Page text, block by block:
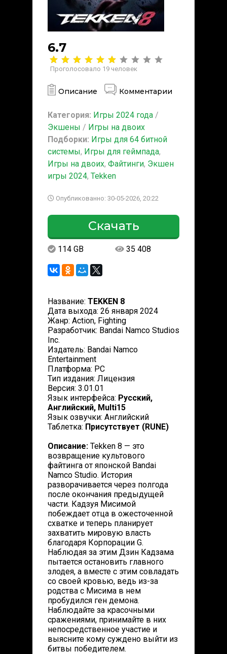
6.7
Проголосовало 19 человек
Описание Комментарии
Категория: Игры 2024 года /
Экшены / Игры на двоих
Подборки: Игры для 64 битной
системы, Игры для геймпада,
Игры на двоих, Файтинги, Экшен
игры 2024, Tekken
Опубликованно: 30-05-2026, 20:22
Скачать
114 GB 35 408
Название: TEKKEN 8
Дата выхода: 26 января 2024
Жанр: Action, Fighting
Разработчик: Bandai Namco Studios
Inc.
Издатель: Bandai Namco
Entertainment
Платформа: PC
Тип издания: Лицензия
Версия: 3.01.01
Язык интерфейса: Русский,
Английский, Multi15
Язык озвучки: Английский
Таблетка: Присутствует (RUNE)
Описание: Tekken 8 — это
возвращение культового
файтинга от японской Bandai
Namco Studio. История
разворачивается через полгода
после окончания предыдущей
части. Кадзуя Мисимой
побеждает отца в ожесточенной
схватке и теперь планирует
захватить мировую власть
благодаря Корпорации G.
Наблюдая за этим Дзин Кадзама
пытается остановить главного
злодея, а вместе с этим совладать
со своей кровью, ведь из-за
родства с Мисима в нем
пробудился ген демона.
Наблюдайте за красочными
сражениями, принимайте в них
непосредственное участие и
выясните кому суждено выйти из
битвы победителем.